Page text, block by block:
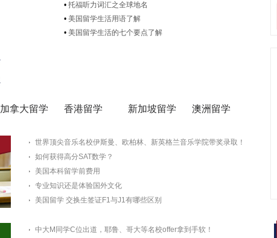
• 托福听力词汇之全球地名
• 美国留学生活用语了解
• 美国留学生活的七个要点了解
加拿大留学 香港留学 新加坡留学 澳洲留学
世界顶尖音乐名校伊斯曼、欧柏林、新英格兰音乐学院带奖录取！
如何获得高分SAT数学？
美国本科留学前费用
专业知识还是体验国外文化
美国留学 交换生签证F1与J1有哪些区别
中大M同学C位出道，耶鲁、哥大等名校offer拿到手软！